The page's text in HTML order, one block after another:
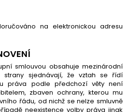
na elektronickou adresu
smlouvou obsahuje mezinárodní
strany sjednávají, že vztah se řídí
práva podle předchozí věty není
zbaven ochrany, kterou mu
řádu, od nichž se nelze smluvně
neexistence volby práva jinak